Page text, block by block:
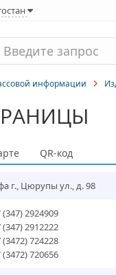
информации
QR-код
г., Цюрупы ул., д. 98
(347) 2924909
(347) 2912222
(3472) 724228
(3472) 720656